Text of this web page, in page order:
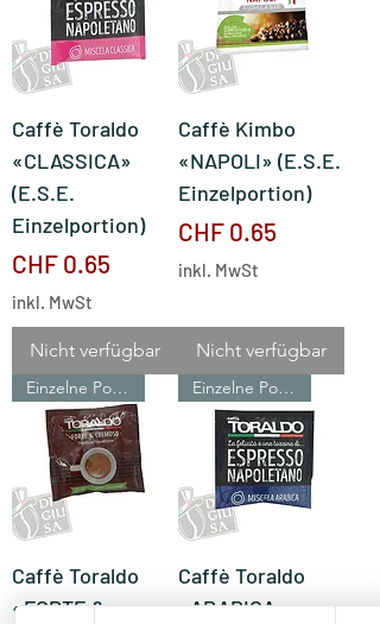
Caffè Toraldo
«CLASSICA»
(E.S.E.
Einzelportion)
Preis
CHF 0.65
inkl. MwSt
Nicht verfügbar
Caffè Kimbo
«NAPOLI» (E.S.E.
Einzelportion)
Preis
CHF 0.65
inkl. MwSt
Nicht verfügbar
Einzelne Portionen
Caffè Toraldo
«FORTE &amp;
Einzelne Portionen
Caffè Toraldo
«ARABICA»